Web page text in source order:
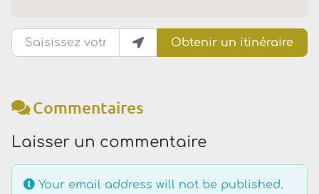
Saisissez votre lieu actuel
Obtenir un itinéraire
Commentaires
Laisser un commentaire
Your email address will not be published.